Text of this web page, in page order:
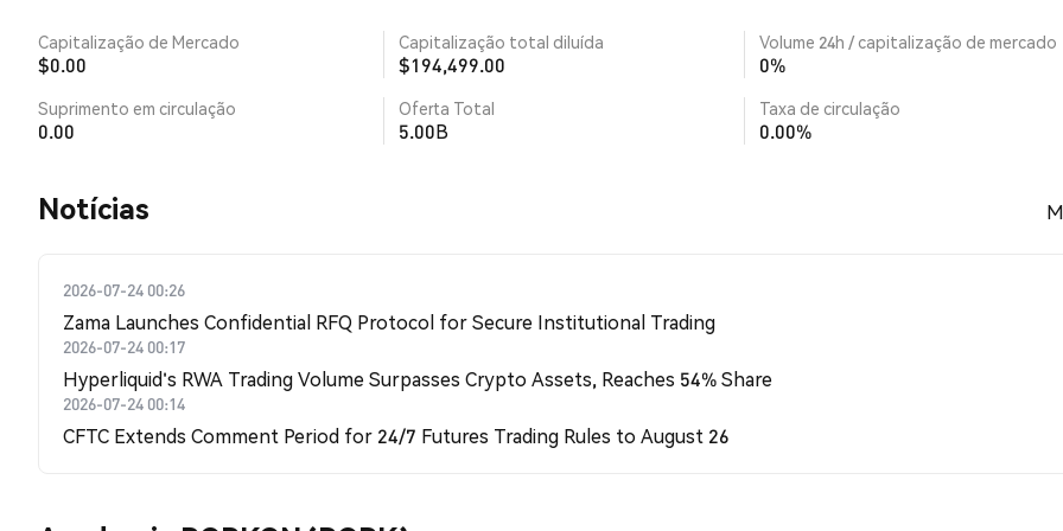
Capitalização de Mercado
$0.00
Capitalização total diluída
$194,499.00
Volume 24h / capitalização de mercado
0%
Suprimento em circulação
0.00
Oferta Total
5.00B
Taxa de circulação
0.00%
​​Notícias​​
2026-07-24 00:26
Zama Launches Confidential RFQ Protocol for Secure Institutional Trading
2026-07-24 00:17
Hyperliquid's RWA Trading Volume Surpasses Crypto Assets, Reaches 54% Share
2026-07-24 00:14
CFTC Extends Comment Period for 24/7 Futures Trading Rules to August 26